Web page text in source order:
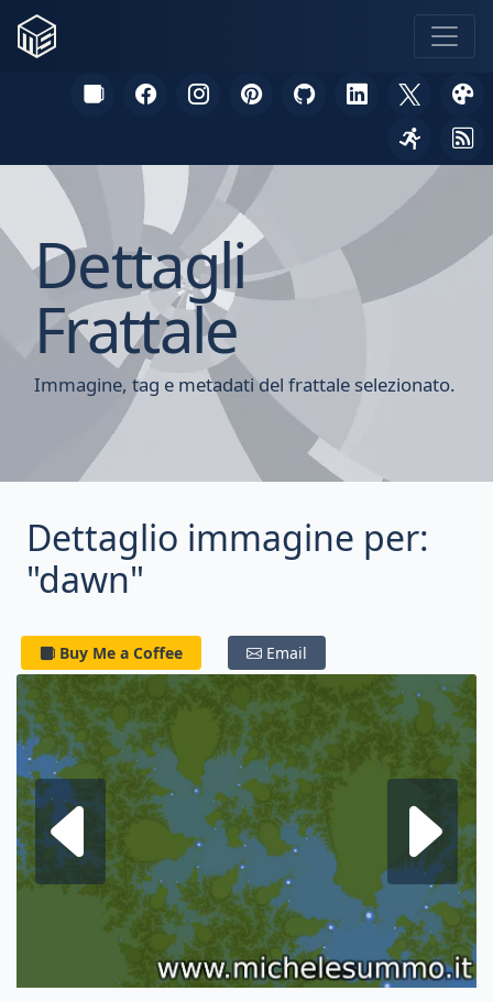
Dettagli
Frattale
Immagine, tag e metadati del frattale selezionato.
Dettaglio immagine per:
"dawn"
Buy Me a Coffee Email
Frattale